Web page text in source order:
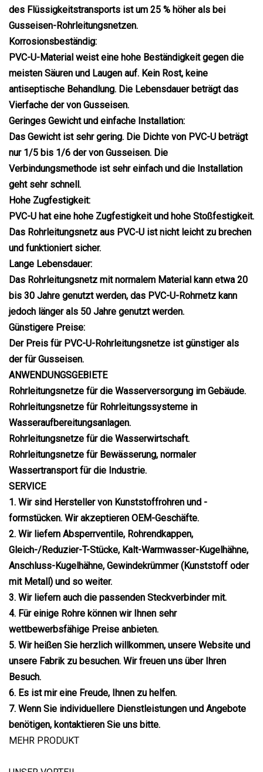
des Flüssigkeitstransports ist um 25 % höher als bei
Gusseisen-Rohrleitungsnetzen.
Korrosionsbeständig:
PVC-U-Material weist eine hohe Beständigkeit gegen die
meisten Säuren und Laugen auf. Kein Rost, keine
antiseptische Behandlung. Die Lebensdauer beträgt das
Vierfache der von Gusseisen.
Geringes Gewicht und einfache Installation:
Das Gewicht ist sehr gering. Die Dichte von PVC-U beträgt
nur 1/5 bis 1/6 der von Gusseisen. Die
Verbindungsmethode ist sehr einfach und die Installation
geht sehr schnell.
Hohe Zugfestigkeit:
PVC-U hat eine hohe Zugfestigkeit und hohe Stoßfestigkeit.
Das Rohrleitungsnetz aus PVC-U ist nicht leicht zu brechen
und funktioniert sicher.
Lange Lebensdauer:
Das Rohrleitungsnetz mit normalem Material kann etwa 20
bis 30 Jahre genutzt werden, das PVC-U-Rohrnetz kann
jedoch länger als 50 Jahre genutzt werden.
Günstigere Preise:
Der Preis für PVC-U-Rohrleitungsnetze ist günstiger als
der für Gusseisen.
ANWENDUNGSGEBIETE
Rohrleitungsnetze für die Wasserversorgung im Gebäude.
Rohrleitungsnetze für Rohrleitungssysteme in
Wasseraufbereitungsanlagen.
Rohrleitungsnetze für die Wasserwirtschaft.
Rohrleitungsnetze für Bewässerung, normaler
Wassertransport für die Industrie.
SERVICE
1. Wir sind Hersteller von Kunststoffrohren und -
formstücken. Wir akzeptieren OEM-Geschäfte.
2. Wir liefern Absperrventile, Rohrendkappen,
Gleich-/Reduzier-T-Stücke, Kalt-Warmwasser-Kugelhähne,
Anschluss-Kugelhähne, Gewindekrümmer (Kunststoff oder
mit Metall) und so weiter.
3. Wir liefern auch die passenden Steckverbinder mit.
4. Für einige Rohre können wir Ihnen sehr
wettbewerbsfähige Preise anbieten.
5. Wir heißen Sie herzlich willkommen, unsere Website und
unsere Fabrik zu besuchen. Wir freuen uns über Ihren
Besuch.
6. Es ist mir eine Freude, Ihnen zu helfen.
7. Wenn Sie individuellere Dienstleistungen und Angebote
benötigen, kontaktieren Sie uns bitte.
MEHR PRODUKT